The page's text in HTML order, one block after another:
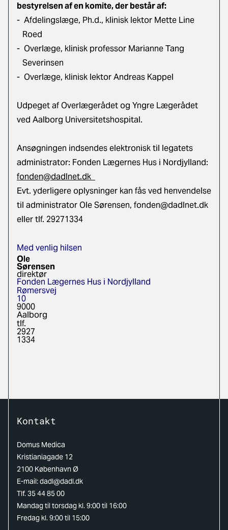
bestyrelsen af en komite, der består af:
- Afdelingslæge, Ph.d., klinisk lektor Mette Line
Roed
- Overlæge, klinisk professor Marianne Tang
Severinsen
- Overlæge, klinisk lektor Andreas Kappel
Udpeget af Overlægerådet og Yngre Lægerådet
ved Aalborg Universitetshospital.
Ansøgningen indsendes elektronisk til legatets
administrator: Fonden Lægernes Hus i Nordjylland:
fonden@dadlnet.dk
Evt. yderligere oplysninger kan fås ved henvendelse
til administrator Ole Sørensen, fonden@dadlnet.dk
eller tlf. 29271334
Med venlig hilsen
Ole
Sørensen
direktør
Fonden Lægernes Hus i Nordjylland
Rømersvej
10
9000
Aalborg
tlf.
2927
1334
Kontakt
Domus Medica
Kristianiagade 12
2100 København Ø
E-mail:dadl@dadl.dk
Tlf. 35 44 85 00
Mandag til torsdag kl. 9:00 til 16:00
Fredag kl. 9:00 til 15:00